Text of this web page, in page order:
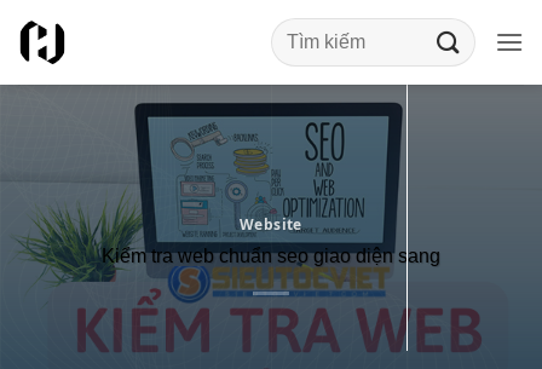
qua
nội
Website
Kiểm tra web chuẩn seo giao diện sang